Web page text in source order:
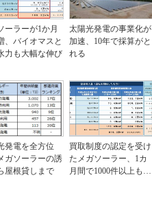
ーラーが1か月
、バイオマスと
力も大幅な伸び
太陽光発電の事業化が
加速、10年で採算がと
れる
発電を全方位
ガソーラーの誘
屋根貸しまで
買取制度の認定を受け
たメガソーラー、1カ
月間で1000件以上も増